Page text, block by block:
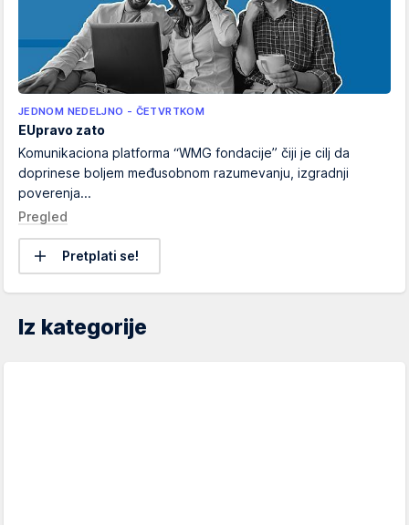
JEDNOM NEDELJNO - ČETVRTKOM
EUpravo zato
Komunikaciona platforma “WMG fondacije” čiji je cilj da
doprinese boljem međusobnom razumevanju, izgradnji
poverenja...
Pregled
Pretplati se!
Iz kategorije